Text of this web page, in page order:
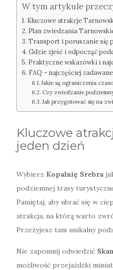
W tym artykule
Kluczowe atrakcje
Plan zwiedzania
Transport i poruszanie się
Gdzie zjeść i odpocząć
Praktyczne wskazówki i
FAQ – najczęściej
Jakie są ograniczenia
Czy zwiedzanie
Jak przygotować się na
Kluczowe
jeden dzień
Wybierz Kopalnię Srebra
podziemnej trasy
Pamiętaj, aby ubrać się w
atrakcja, na którą warto
Przeżyjesz tam unikalny
Nie zapomnij odwiedzić
możliwość przejażdżki